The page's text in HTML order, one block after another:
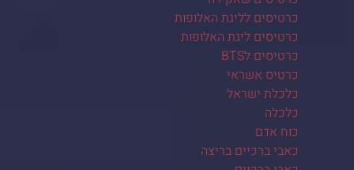
כרטיסים לליגת האלופות
כרטיסים ליגת האלופות
כרטיסים לBTS
כרטיס אשראי
כלכלת ישראל
כלכלה
כוח אדם
כאבי ברכיים בריצה